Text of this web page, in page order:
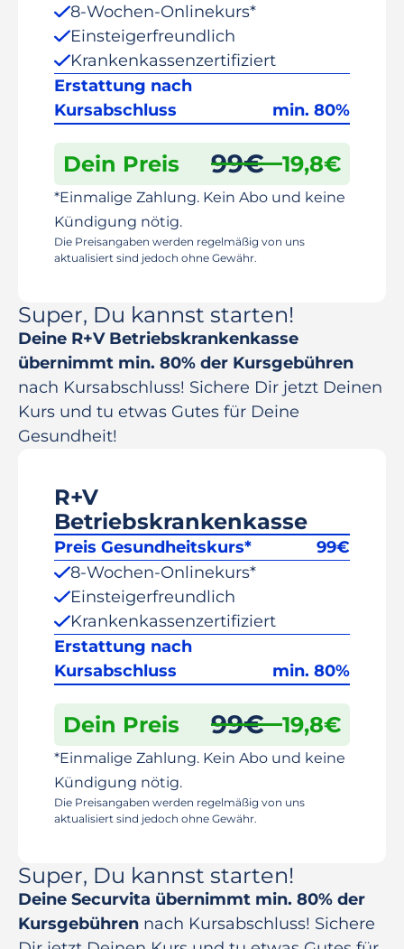
8-Wochen-Onlinekurs*
Einsteigerfreundlich
Krankenkassenzertifiziert
Erstattung nach
Kursabschluss
min. 80%
Dein Preis 99€ 19,8€
*Einmalige Zahlung. Kein Abo und keine
Kündigung nötig.
Die Preisangaben werden regelmäßig von uns
aktualisiert sind jedoch ohne Gewähr.
Super, Du kannst starten!
Deine R+V Betriebskrankenkasse
übernimmt min. 80% der Kursgebühren
nach Kursabschluss! Sichere Dir jetzt Deinen
Kurs und tu etwas Gutes für Deine
Gesundheit!
R+V
Betriebskrankenkasse
Preis Gesundheitskurs* 99€
8-Wochen-Onlinekurs*
Einsteigerfreundlich
Krankenkassenzertifiziert
Erstattung nach
Kursabschluss
min. 80%
Dein Preis 99€ 19,8€
*Einmalige Zahlung. Kein Abo und keine
Kündigung nötig.
Die Preisangaben werden regelmäßig von uns
aktualisiert sind jedoch ohne Gewähr.
Super, Du kannst starten!
Deine Securvita übernimmt min. 80% der
Kursgebühren nach Kursabschluss! Sichere